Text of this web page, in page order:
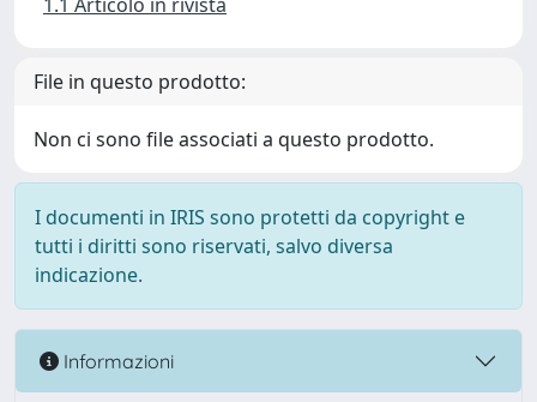
File in questo prodotto:
Non ci sono file associati a questo prodotto.
I documenti in IRIS sono protetti da copyright e
tutti i diritti sono riservati, salvo diversa
indicazione.
Informazioni